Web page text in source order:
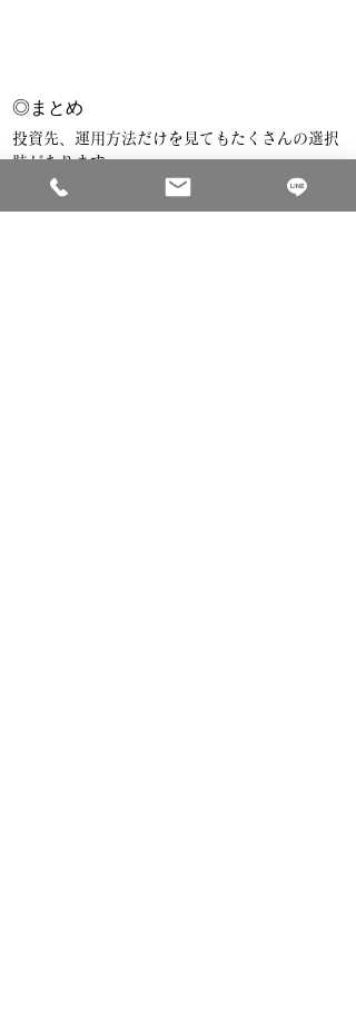
◎まとめ
投資先、運用方法だけを見てもたくさんの選択
肢があります。
そして、どの商品にも一長一短があります。